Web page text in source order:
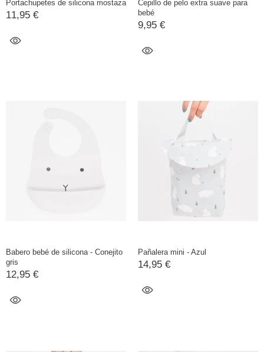
Portachupetes de silicona mostaza
11,95 €
Cepillo de pelo extra suave para
bebé
9,95 €
Babero bebé de silicona - Conejito
gris
12,95 €
Pañalera mini - Azul
14,95 €